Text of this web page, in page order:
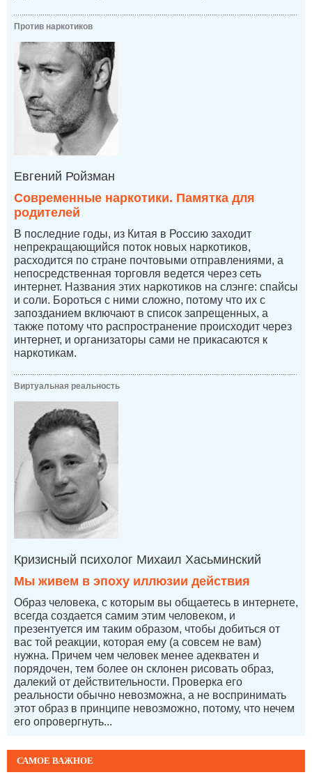
САМОЕ ВАЖНОЕ
Против наркотиков
Евгений Ройзман
Современные наркотики. Памятка для
родителей
В последние годы, из Китая в Россию заходит
непрекращающийся поток новых наркотиков,
расходится по стране почтовыми отправлениями, а
непосредственная торговля ведется через сеть
интернет. Названия этих наркотиков на слэнге: спайсы
и соли. Бороться с ними сложно, потому что их с
запозданием включают в список запрещенных, а
также потому что распространение происходит через
интернет, и организаторы сами не прикасаются к
наркотикам.
Виртуальная реальность
Кризисный психолог Михаил Хасьминский
Мы живем в эпоху иллюзии действия
Образ человека, с которым вы общаетесь в интернете,
всегда создается самим этим человеком, и
презентуется им таким образом, чтобы добиться от
вас той реакции, которая ему (а совсем не вам)
нужна. Причем чем человек менее адекватен и
порядочен, тем более он склонен рисовать образ,
далекий от действительности. Проверка его
реальности обычно невозможна, а не воспринимать
этот образ в принципе невозможно, потому, что нечем
его опровергнуть...